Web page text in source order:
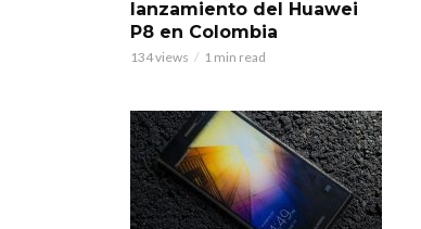
lanzamiento del Huawei
P8 en Colombia
134 views 1 min read